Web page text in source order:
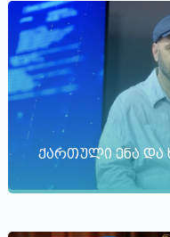
ქართული ენა და